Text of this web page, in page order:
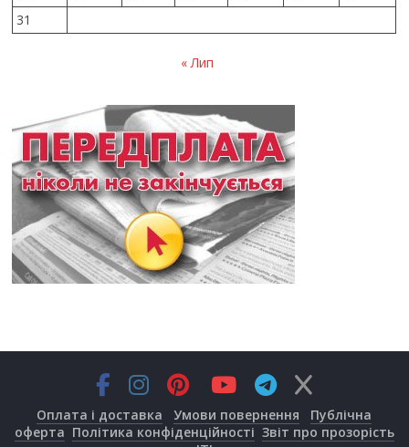
31
« Лип
Оплата і доставка Умови повернення
Публічна
оферта Політика конфіденційності Звіт про прозорість